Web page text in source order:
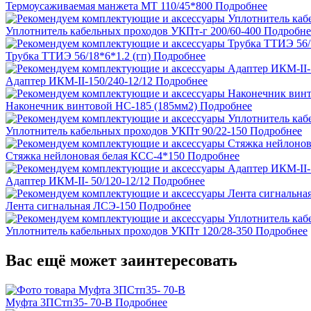
Термоусаживаемая манжета МТ 110/45*800 Подробнее
Уплотнитель кабельных проходов УКПт-г 200/60-400
Трубка ТТИЭ 56/18*6*1.2 (гп) Подробнее
Адаптер ИКМ-II-150/240-12/12 Подробнее
Наконечник винтовой НС-185 (185мм2) Подробнее
Уплотнитель кабельных проходов УКПт 90/22-150 Подробнее
Стяжка нейлоновая белая КСС-4*150 Подробнее
Адаптер ИКМ-II- 50/120-12/12 Подробнее
Лента сигнальная ЛСЭ-150 Подробнее
Уплотнитель кабельных проходов УКПт 120/28-350 Подробнее
Вас ещё может заинтересовать
Муфта 3ПСтп35- 70-В Подробнее